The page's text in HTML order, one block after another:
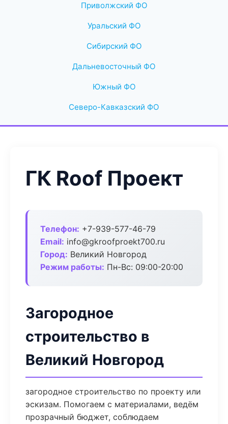
Приволжский ФО
Уральский ФО
Сибирский ФО
Дальневосточный ФО
Южный ФО
Северо-Кавказский ФО
ГК Roof Проект
Телефон: +7-939-577-46-79
Email: info@gkroofproekt700.ru
Город: Великий Новгород
Режим работы: Пн-Вс: 09:00-20:00
Загородное
строительство в
Великий Новгород
загородное строительство по проекту или
эскизам. Помогаем с материалами, ведём
прозрачный бюджет, соблюдаем